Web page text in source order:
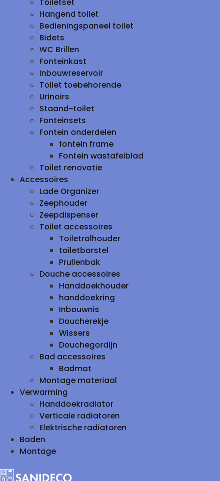
Hangend toilet
Bedieningspaneel toilet
Bidets
WC Brillen
Fonteinkast
Inbouwreservoir
Toilet toebehorende
Urinoirs
Staand-toilet
Fonteinsets
Fontein onderdelen
fontein frame
Fontein wastafelblad
Toilet renovatie
Accessoires
Lade Organizer
Zeephouder
Zeepdispenser
Toilet accessoires
Toiletrolhouder
toiletborstel
Prullenbak
Douche accessoires
Handdoekhouder
handdoekring
Inbouwnis
Doucherekje
Wissers
Douchegordijn
Bad accessoires
Badmat
Montage materiaal
Verwarming
Handdoekradiator
Verticale radiatoren
Elektrische radiatoren
Baden
Montage